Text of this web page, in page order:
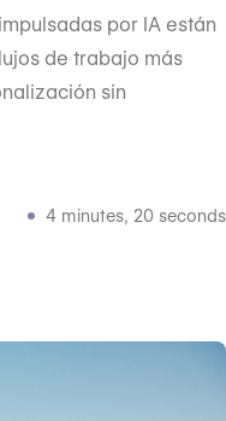
por IA están
de trabajo más
sin
4 minutes, 20 seconds